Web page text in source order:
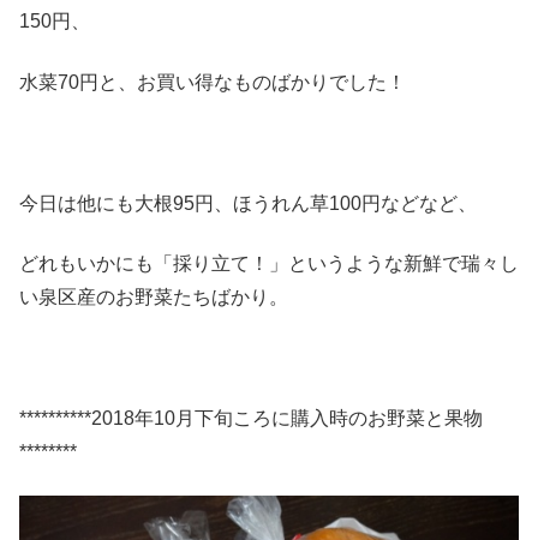
150円、
水菜70円と、お買い得なものばかりでした！
今日は他にも大根95円、ほうれん草100円などなど、
どれもいかにも「採り立て！」というような新鮮で瑞々し
い泉区産のお野菜たちばかり。
**********2018年10月下旬ころに購入時のお野菜と果物
********